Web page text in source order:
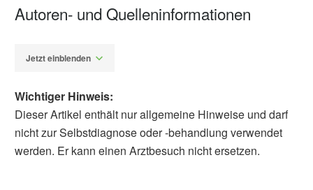
Autoren- und Quelleninformationen
Jetzt einblenden
Wichtiger Hinweis:
Dieser Artikel enthält nur allgemeine Hinweise und darf
nicht zur Selbstdiagnose oder -behandlung verwendet
werden. Er kann einen Arztbesuch nicht ersetzen.